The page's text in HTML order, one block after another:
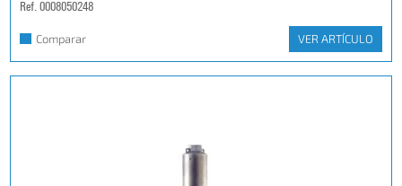
Ref. 0008050248
Comparar VER ARTÍCULO